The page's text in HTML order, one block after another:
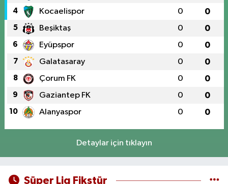
4 Kocaelispor 0 0
5 Beşiktaş 0 0
6 Eyüpspor 0 0
7 Galatasaray 0 0
8 Çorum FK 0 0
9 Gaziantep FK 0 0
10 Alanyaspor 0 0
Detaylar için tıklayın
Süper Lig Fikstür